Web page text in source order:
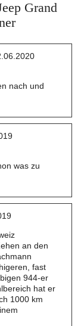
Grand
nach und
was zu
an den
fast
944-er
hat er
1000 km